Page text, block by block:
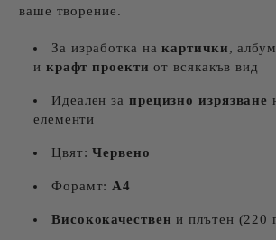
ваше творение.
За изработка накартички,
и крафт проекти от всякакъв вид
Идеален за прецизно изрязване
елементи
Цвят:Червено
Форамт: А4
Висококачествен и плътен (220